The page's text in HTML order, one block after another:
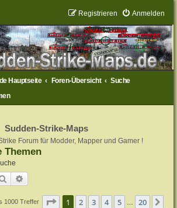
Anmelden
Registrieren
Hauptseite Foren-Übersicht
Suche
Sudden-Strike-Maps
Forum für Modder, Mapper und Gamer !
Themen
Suche
1000 Treffer Seite 1von 20
1 2 3 4 5 20